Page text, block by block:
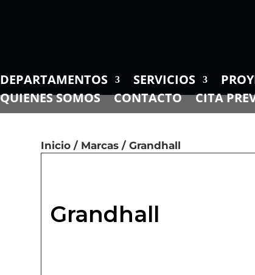
DEPARTAMENTOS SERVICIOS
QUIENES SOMOS
CONTACTO CITA
Inicio / Marcas / Grandhall
Grandhall